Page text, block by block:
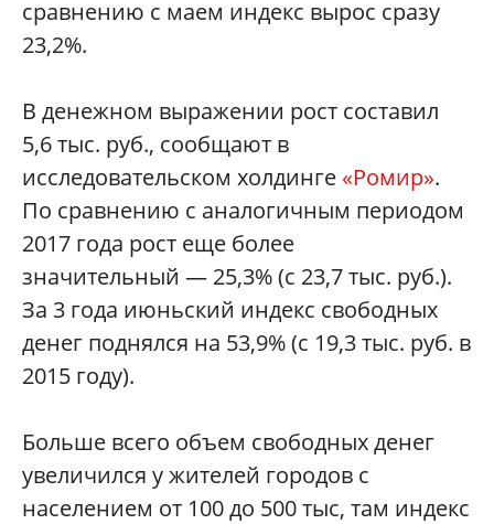
сравнению с маем индекс вырос сразу
23,2%.
В денежном выражении рост составил
5,6 тыс. руб., сообщают в
исследовательском холдинге «Ромир».
По сравнению с аналогичным периодом
2017 года рост еще более
значительный — 25,3% (с 23,7 тыс. руб.).
За 3 года июньский индекс свободных
денег поднялся на 53,9% (с 19,3 тыс. руб. в
2015 году).
Больше всего объем свободных денег
увеличился у жителей городов с
населением от 100 до 500 тыс, там индекс